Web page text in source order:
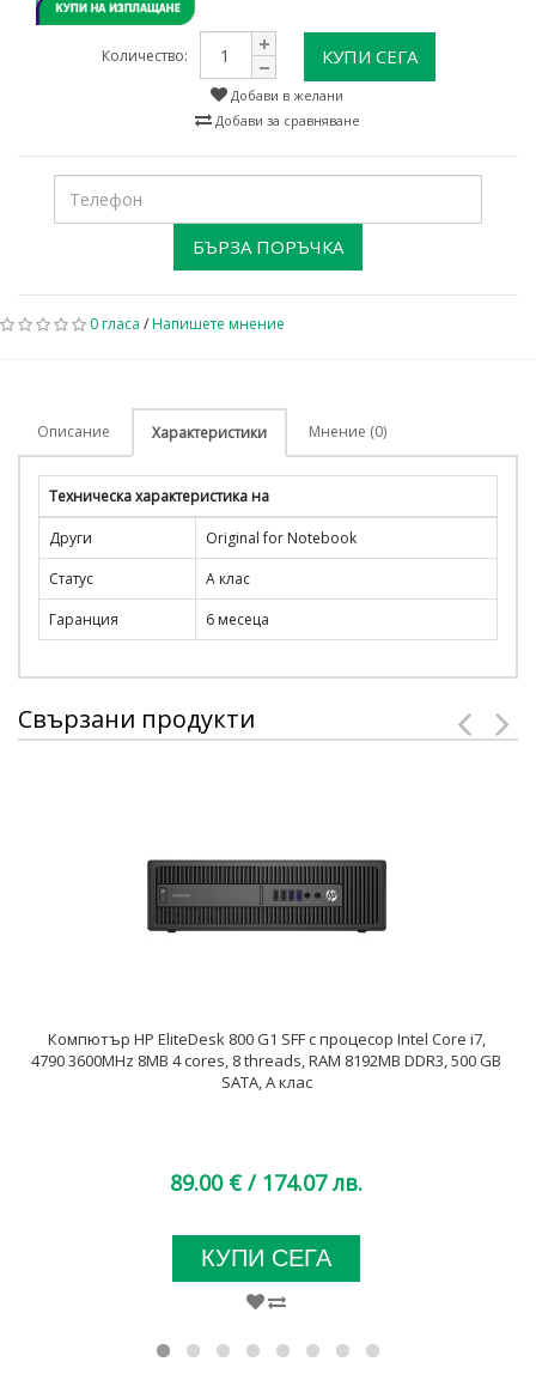
Количество: КУПИ СЕГА
Добави в желани
Добави за сравняване
БЪРЗА ПОРЪЧКА
0 гласа /Напишете мнение
Описание Характеристики Мнение (0)
Техническа характеристика на
Други
Original for Notebook
Статус
А клас
Гаранция
6 месеца
Свързани продукти
Компютър HP EliteDesk 800 G1 SFF с процесор Intel Core i7,
4790 3600MHz 8MB 4 cores, 8 threads, RAM 8192MB DDR3, 500 GB
SATA, А клас
89.00 € / 174.07 лв.
КУПИ СЕГА